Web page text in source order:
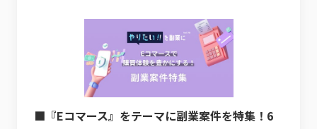
■『Eコマース』をテーマに副業案件を特集！6